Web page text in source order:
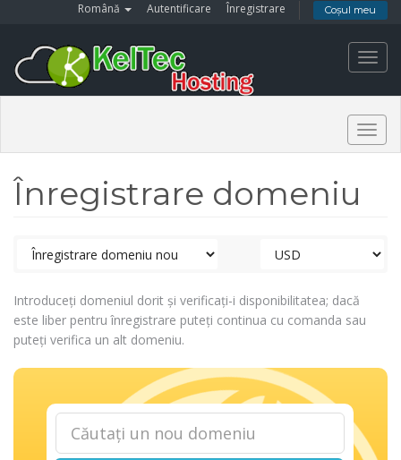
Română Autentificare Înregistrare Coșul meu
Înregistrare domeniu
Introduceți domeniul dorit și verificați-i disponibilitatea; dacă
este liber pentru înregistrare puteți continua cu comanda sau
puteți verifica un alt domeniu.